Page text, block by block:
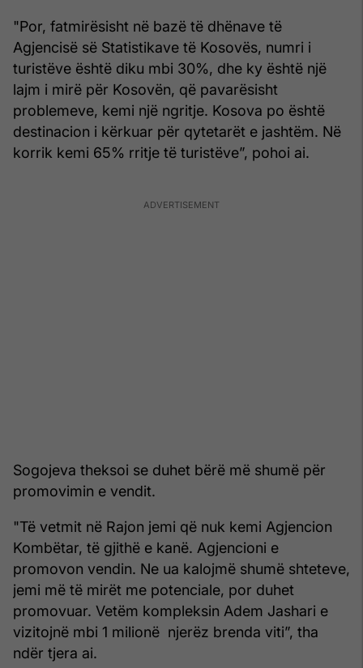
"Por, fatmirësisht në bazë të dhënave të
Agjencisë së Statistikave të Kosovës, numri i
turistëve është diku mbi 30%, dhe ky është një
lajm i mirë për Kosovën, që pavarësisht
problemeve, kemi një ngritje. Kosova po është
destinacion i kërkuar për qytetarët e jashtëm. Në
korrik kemi 65% rritje të turistëve”, pohoi ai.
Sogojeva theksoi se duhet bërë më shumë për
promovimin e vendit.
"Të vetmit në Rajon jemi që nuk kemi Agjencion
Kombëtar, të gjithë e kanë. Agjencioni e
promovon vendin. Ne ua kalojmë shumë shteteve,
jemi më të mirët me potenciale, por duhet
promovuar. Vetëm kompleksin Adem Jashari e
vizitojnë mbi 1 milionë njerëz brenda viti”, tha
ndër tjera ai.